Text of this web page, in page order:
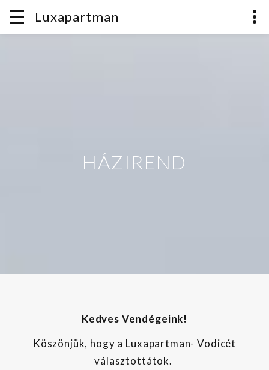
Luxapartman
HÁZIREND
Kedves Vendégeink!
Köszönjük, hogy a Luxapartman- Vodicét
választottátok.